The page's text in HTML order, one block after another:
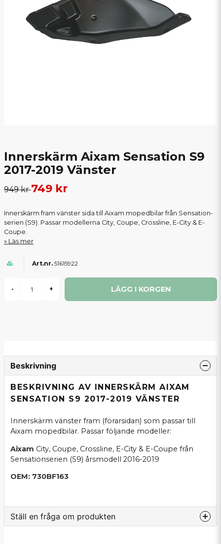
Innerskärm Aixam Sensation S9
2017-2019 Vänster
949 kr749 kr
Innerskärm fram vänster sida till Aixam mopedbilar från Sensation-
serien (S9). Passar modellerna City, Coupe, Crossline, E-City & E-
Coupe.
Läs mer
51615922
- + LÄGG I KORGEN
Beskrivning
BESKRIVNING AV INNERSKÄRM AIXAM
SENSATION S9 2017-2019 VÄNSTER
Innerskärm vänster fram (förarsidan) som passar till
Aixam mopedbilar. Passar följande modeller:
Aixam City, Coupe, Crossline, E-City & E-Coupe från
Sensationserien (S9) årsmodell 2016-2019
OEM: 730BF163
Ställ en fråga om produkten